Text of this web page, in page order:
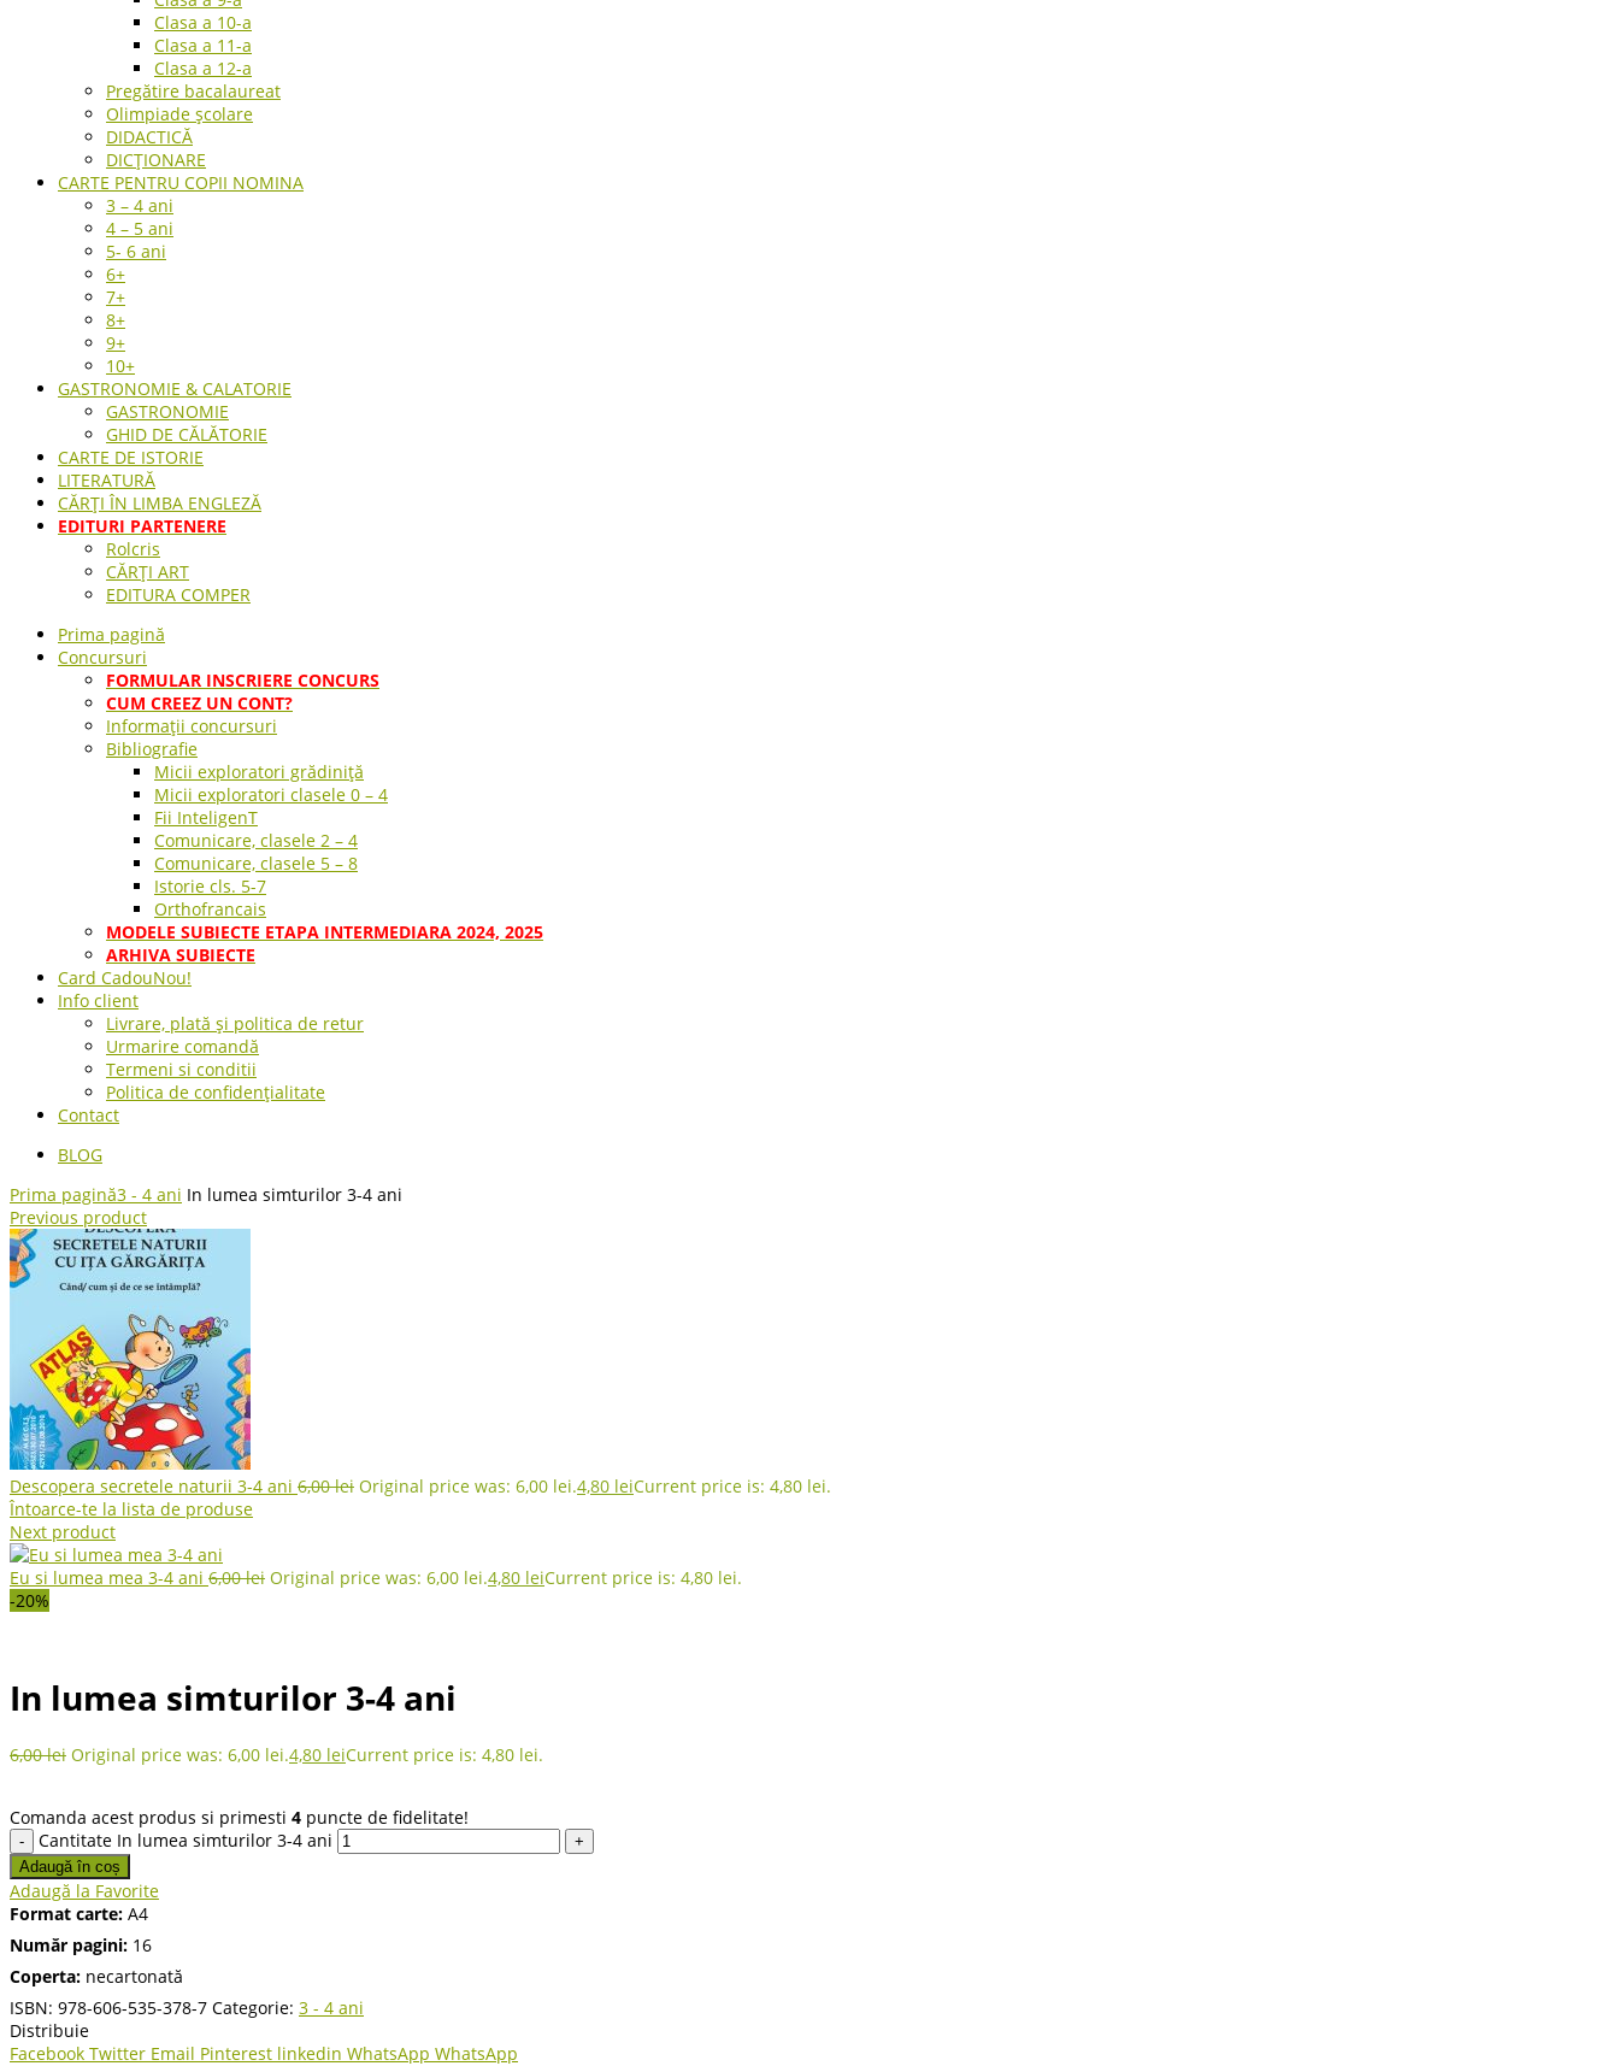
Clasa a 10-a
Clasa a 11-a
Clasa a 12-a
Pregătire bacalaureat
Olimpiade școlare
DIDACTICĂ
DICȚIONARE
CARTE PENTRU COPII NOMINA
3 – 4 ani
4 – 5 ani
5- 6 ani
6+
7+
8+
9+
10+
GASTRONOMIE & CALATORIE
GASTRONOMIE
GHID DE CĂLĂTORIE
CARTE DE ISTORIE
LITERATURĂ
CĂRȚI ÎN LIMBA ENGLEZĂ
EDITURI PARTENERE
Rolcris
CĂRȚI ART
EDITURA COMPER
Prima pagină
Concursuri
FORMULAR INSCRIERE CONCURS
CUM CREEZ UN CONT?
Informații concursuri
Bibliografie
Micii exploratori grădiniță
Micii exploratori clasele 0 – 4
Fii InteligenT
Comunicare, clasele 2 – 4
Comunicare, clasele 5 – 8
Istorie cls. 5-7
Orthofrancais
MODELE SUBIECTE ETAPA INTERMEDIARA 2024, 2025
ARHIVA SUBIECTE
Card CadouNou!
Info client
Livrare, plată și politica de retur
Urmarire comandă
Termeni si conditii
Politica de confidențialitate
Contact
BLOG
Prima pagină3 - 4 ani In lumea simturilor 3-4 ani
Previous product
Descopera secretele naturii 3-4 ani 6,00lei Original price was: 6,00 lei.4,80 leiCurrent price is: 4,80 lei.
Întoarce-te la lista de produse
Next product
Eu si lumea mea 3-4 ani 6,00lei Original price was: 6,00 lei.4,80 leiCurrent price is: 4,80 lei.
-20%
In lumea simturilor 3-4 ani
6,00lei Original price was: 6,00 lei.4,80 leiCurrent price is: 4,80 lei.
Comanda acest produs si primesti 4 puncte de fidelitate!
Cantitate In lumea simturilor 3-4 ani
Adaugă în coș
Adaugă la Favorite
Format carte: A4
Număr pagini: 16
Coperta: necartonată
ISBN: 978-606-535-378-7 Categorie: 3 - 4 ani
Distribuie
Facebook Twitter Email Pinterest linkedin WhatsApp WhatsApp